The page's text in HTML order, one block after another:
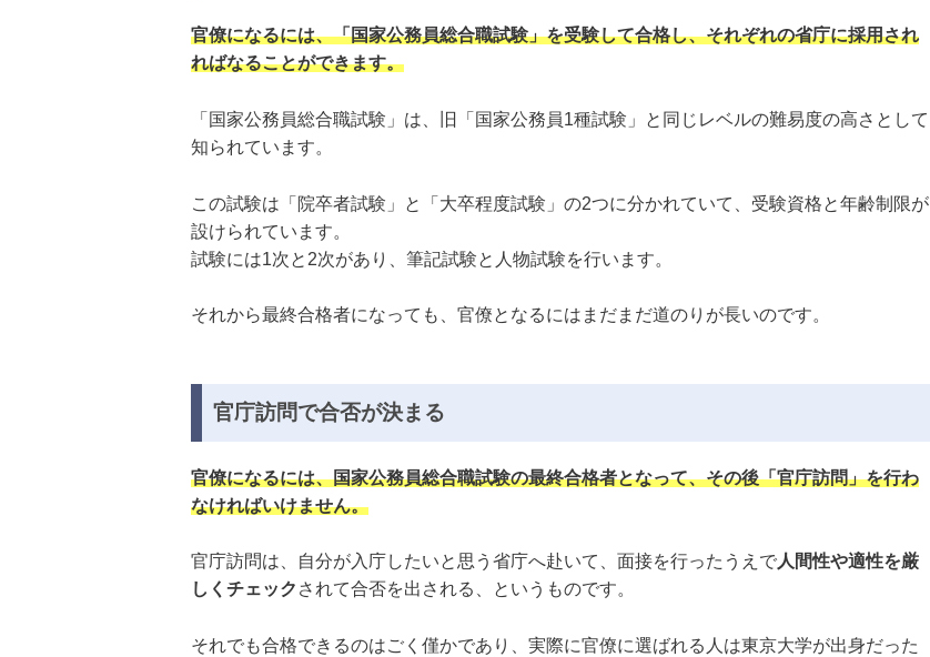
官僚になるには、「国家公務員総合職試験」を受験して合格し、それぞれの省庁に採用され
ればなることができます。
「国家公務員総合職試験」は、旧「国家公務員1種試験」と同じレベルの難易度の高さとして
知られています。
この試験は「院卒者試験」と「大卒程度試験」の2つに分かれていて、受験資格と年齢制限が
設けられています。
試験には1次と2次があり、筆記試験と人物試験を行います。
それから最終合格者になっても、官僚となるにはまだまだ道のりが長いのです。
官庁訪問で合否が決まる
官僚になるには、国家公務員総合職試験の最終合格者となって、その後「官庁訪問」を行わ
なければいけません。
官庁訪問は、自分が入庁したいと思う省庁へ赴いて、面接を行ったうえで人間性や適性を厳
しくチェック されて合否を出される、というものです。
それでも合格できるのはごく僅かであり、実際に官僚に選ばれる人は東京大学が出身だった